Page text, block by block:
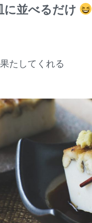
に並べるだけ
たしてくれる